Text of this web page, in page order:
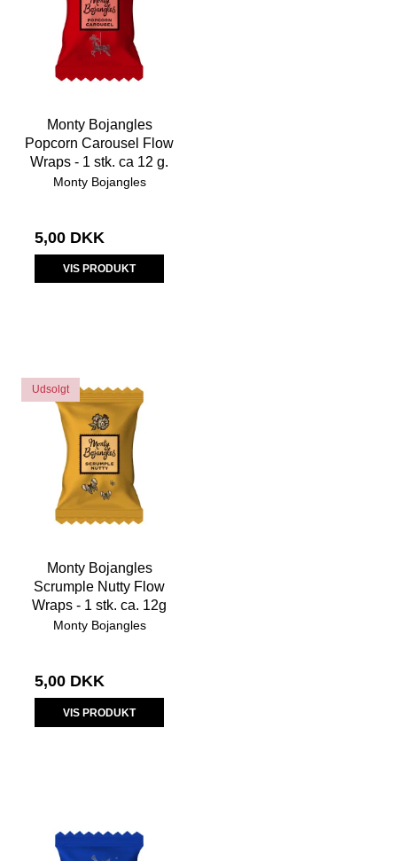
Monty Bojangles
Popcorn Carousel Flow
Wraps - 1 stk. ca 12 g.
Monty Bojangles
5,00 DKK
VIS PRODUKT
Udsolgt
Monty Bojangles
Scrumple Nutty Flow
Wraps - 1 stk. ca. 12g
Monty Bojangles
5,00 DKK
VIS PRODUKT